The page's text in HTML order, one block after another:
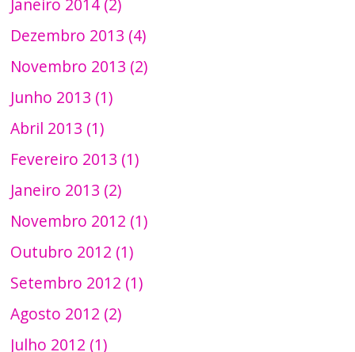
Janeiro 2014 (2)
Dezembro 2013 (4)
Novembro 2013 (2)
Junho 2013 (1)
Abril 2013 (1)
Fevereiro 2013 (1)
Janeiro 2013 (2)
Novembro 2012 (1)
Outubro 2012 (1)
Setembro 2012 (1)
Agosto 2012 (2)
Julho 2012 (1)